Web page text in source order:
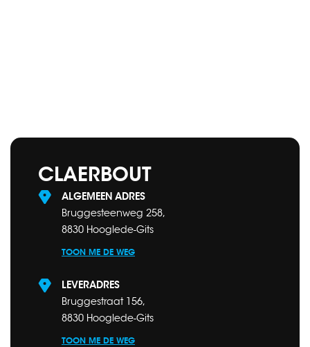
CLAERBOUT
ALGEMEEN ADRES
Bruggesteenweg 258,
8830 Hooglede-Gits
TOON ME DE WEG
LEVERADRES
Bruggestraat 156,
8830 Hooglede-Gits
TOON ME DE WEG